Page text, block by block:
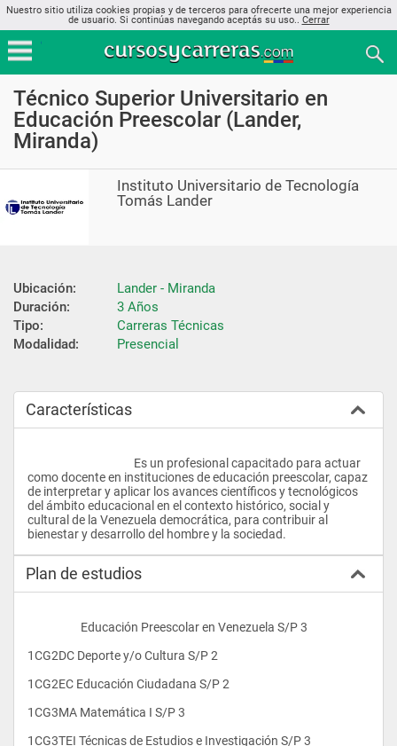
Nuestro sitio utiliza cookies propias y de terceros para ofrecerte una mejor experiencia
de usuario. Si continúas navegando aceptás su uso.. Cerrar
Técnico Superior Universitario en
Educación Preescolar (Lander,
Miranda)
Instituto Universitario de Tecnología
Tomás Lander
Ubicación:
Lander - Miranda
Duración:
3 Años
Tipo:
Carreras Técnicas
Modalidad:
Presencial
Características
como docente en instituciones de educación preescolar, capaz
de interpretar y aplicar los avances científicos y tecnológicos
del ámbito educacional en el contexto histórico, social y
cultural de la Venezuela democrática, para contribuir al
Plan de estudios
                    Educación Preescolar en Venezuela S/P 3
1CG2DC Deporte y/o Cultura S/P 2
1CG2EC Educación Ciudadana S/P 2
1CG3MA Matemática I S/P 3
1CG3TEI Técnicas de Estudios e Investigación S/P 3